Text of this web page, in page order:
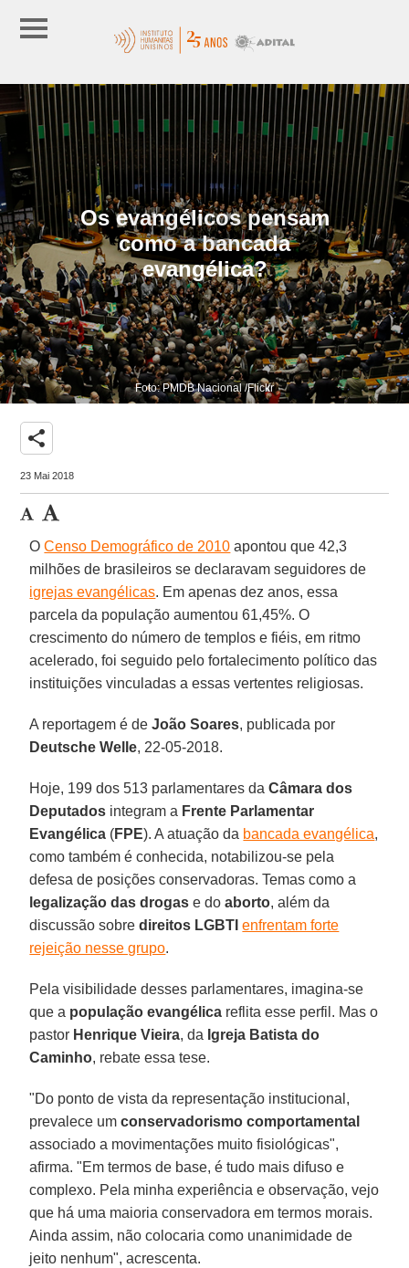
Os evangélicos pensam
como a bancada
evangélica?
Foto: PMDB Nacional /Flickr
share
23 Mai 2018
OCenso Demográfico de 2010 apontou que 42,3
milhões de brasileiros se declaravam seguidores de
igrejas evangélicas. Em apenas dez anos, essa
parcela da população aumentou 61,45%. O
crescimento do número de templos e fiéis, em ritmo
acelerado, foi seguido pelo fortalecimento político das
instituições vinculadas a essas vertentes religiosas.
A reportagem é deJoão Soares, publicada por
Deutsche Welle, 22-05-2018.
Hoje, 199 dos 513 parlamentares daCâmara dos
Deputados integram a Frente Parlamentar
Evangélica (FPE). A atuação da bancada evangélica,
como também é conhecida, notabilizou-se pela
defesa de posições conservadoras. Temas como a
legalização das drogas e doaborto, além da
discussão sobredireitos LGBTI enfrentam forte
rejeição nesse grupo.
Pela visibilidade desses parlamentares, imagina-se
que a população evangélica reflita esse perfil. Mas o
pastor Henrique Vieira, da Igreja Batista do
Caminho, rebate essa tese.
"Do ponto de vista da representação institucional,
prevalece umconservadorismo comportamental
associado a movimentações muito fisiológicas",
afirma. "Em termos de base, é tudo mais difuso e
complexo. Pela minha experiência e observação, vejo
que há uma maioria conservadora em termos morais.
Ainda assim, não colocaria como unanimidade de
jeito nenhum", acrescenta.